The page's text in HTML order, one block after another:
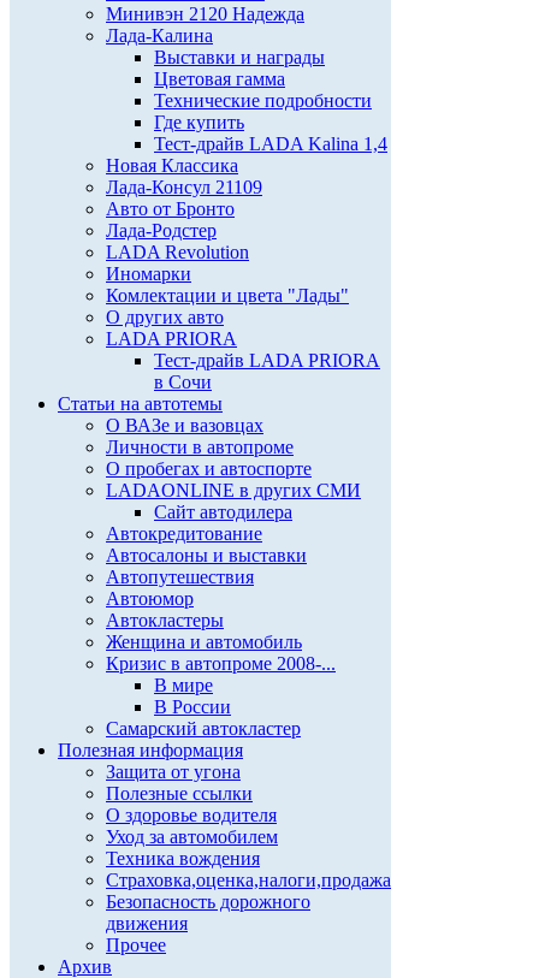
Минивэн 2120 Надежда
Лада-Калина
Выставки и награды
Цветовая гамма
Технические подробности
Где купить
Тест-драйв LADA Kalina 1,4
Новая Классика
Лада-Консул 21109
Авто от Бронто
Лада-Родстер
LADA Revolution
Иномарки
Комлектации и цвета "Лады"
О других авто
LADA PRIORA
Тест-драйв LADA PRIORA
в Сочи
Статьи на автотемы
О ВАЗе и вазовцах
Личности в автопроме
О пробегах и автоспорте
LADAONLINE в других СМИ
Сайт автодилера
Автокредитование
Автосалоны и выставки
Автопутешествия
Автоюмор
Автокластеры
Женщина и автомобиль
Кризис в автопроме 2008-...
В мире
В России
Самарский автокластер
Полезная информация
Защита от угона
Полезные ссылки
О здоровье водителя
Уход за автомобилем
Техника вождения
Страховка,оценка,налоги,продажа
Безопасность дорожного
движения
Прочее
Архив